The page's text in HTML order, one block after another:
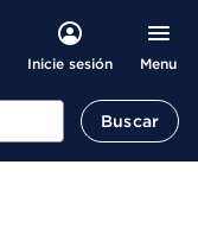
Inicie sesión Menu
Buscar